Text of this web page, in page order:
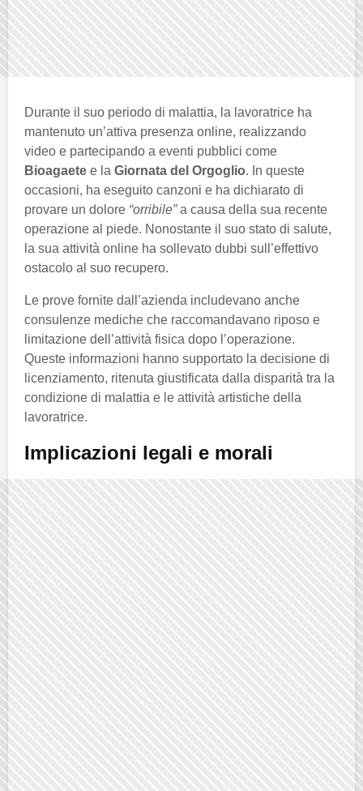
Durante il suo periodo di malattia, la lavoratrice ha
mantenuto un’attiva presenza online, realizzando
video e partecipando a eventi pubblici come
Bioagaete e la Giornata del Orgoglio. In queste
occasioni, ha eseguito canzoni e ha dichiarato di
provare un dolore “orribile”a causa della sua recente
operazione al piede. Nonostante il suo stato di salute,
la sua attività online ha sollevato dubbi sull’effettivo
ostacolo al suo recupero.
Le prove fornite dall’azienda includevano anche
consulenze mediche che raccomandavano riposo e
limitazione dell’attività fisica dopo l’operazione.
Queste informazioni hanno supportato la decisione di
licenziamento, ritenuta giustificata dalla disparità tra la
condizione di malattia e le attività artistiche della
lavoratrice.
Implicazioni legali e morali